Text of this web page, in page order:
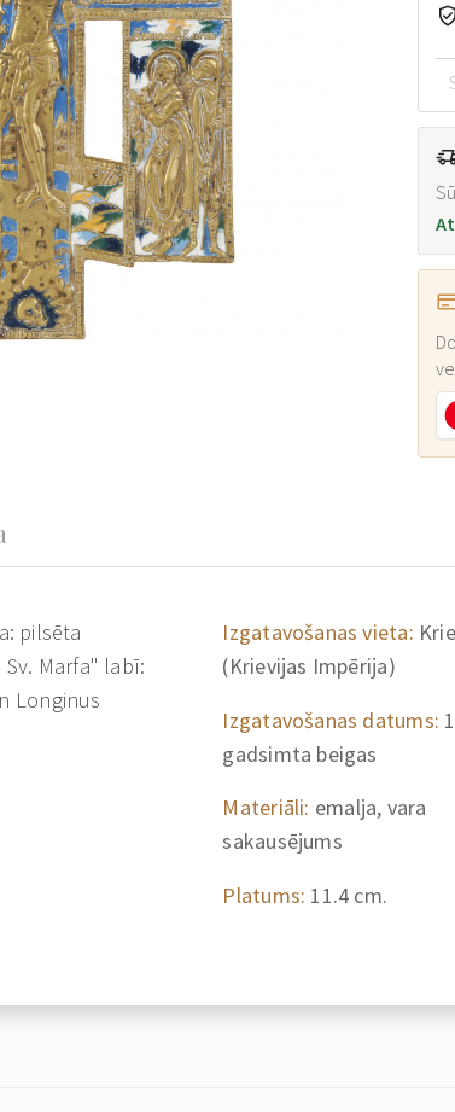
pilsēta
Marfa" labī:
Longinus
Izgatavošanas vieta:
(Krievijas Impērija)
Izgatavošanas datums:
gadsimta beigas
Materiāli: emalja, vara
sakausējums
Platums: 11.4 cm.